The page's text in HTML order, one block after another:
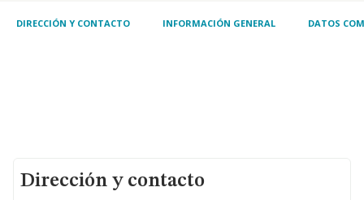
DIRECCIÓN Y CONTACTO INFORMACIÓN GENERAL DATOS
Dirección y contacto